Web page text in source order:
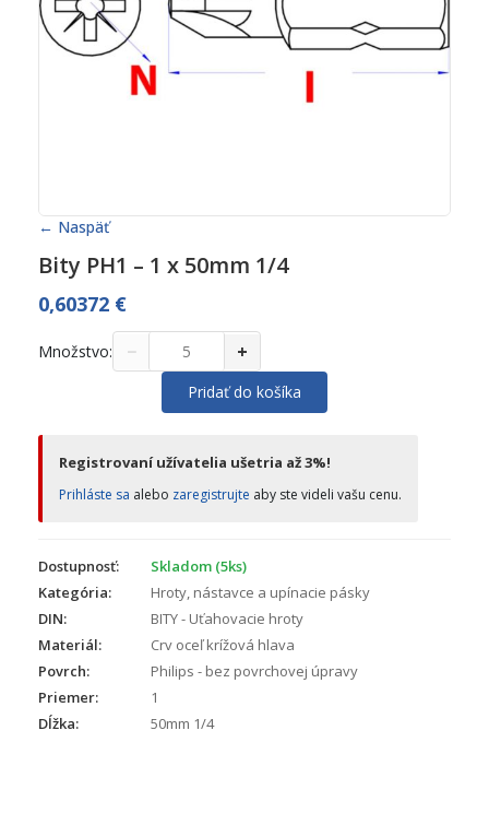
← Naspäť
Bity PH1 – 1 x 50mm 1/4
0,60372 €
Množstvo: − +
Pridať do košíka
Registrovaní užívatelia ušetria až 3%!
Prihláste sa alebo zaregistrujte aby ste videli vašu cenu.
Dostupnosť:
Skladom (5ks)
Kategória:
Hroty, nástavce a upínacie pásky
DIN:
BITY - Uťahovacie hroty
Materiál:
Crv oceľ krížová hlava
Povrch:
Philips - bez povrchovej úpravy
Priemer:
1
Dĺžka:
50mm 1/4